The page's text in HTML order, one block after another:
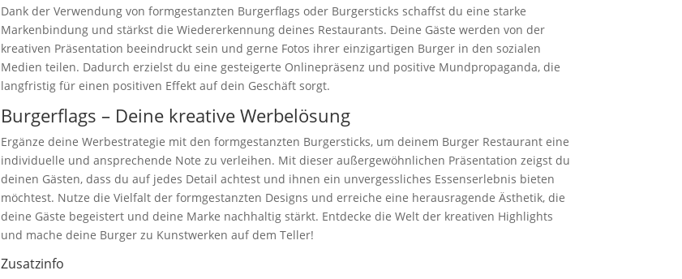
Dank der Verwendung von formgestanzten Burgerflags oder Burgersticks schaffst du eine starke
Markenbindung und stärkst die Wiedererkennung deines Restaurants. Deine Gäste werden von der
kreativen Präsentation beeindruckt sein und gerne Fotos ihrer einzigartigen Burger in den sozialen
Medien teilen. Dadurch erzielst du eine gesteigerte Onlinepräsenz und positive Mundpropaganda, die
langfristig für einen positiven Effekt auf dein Geschäft sorgt.
Burgerflags – Deine kreative Werbelösung
Ergänze deine Werbestrategie mit den formgestanzten Burgersticks, um deinem Burger Restaurant eine
individuelle und ansprechende Note zu verleihen. Mit dieser außergewöhnlichen Präsentation zeigst du
deinen Gästen, dass du auf jedes Detail achtest und ihnen ein unvergessliches Essenserlebnis bieten
möchtest. Nutze die Vielfalt der formgestanzten Designs und erreiche eine herausragende Ästhetik, die
deine Gäste begeistert und deine Marke nachhaltig stärkt. Entdecke die Welt der kreativen Highlights
und mache deine Burger zu Kunstwerken auf dem Teller!
Zusatzinfo